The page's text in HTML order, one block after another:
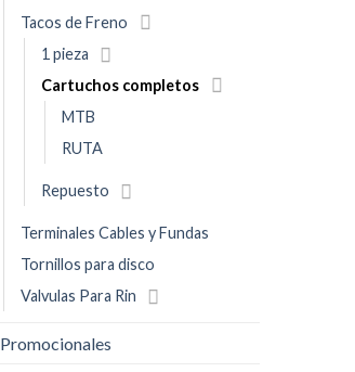
Tacos de Freno
1 pieza
Cartuchos completos
MTB
RUTA
Repuesto
Terminales Cables y Fundas
Tornillos para disco
Valvulas Para Rin
Promocionales